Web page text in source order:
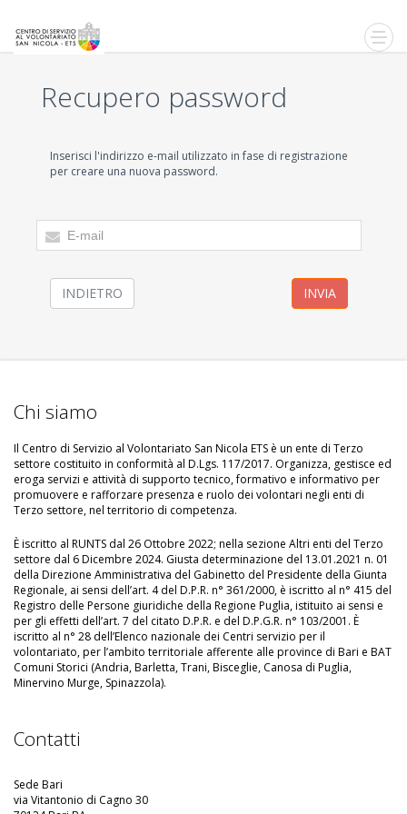
Recupero password
Inserisci l'indirizzo e-mail utilizzato in fase di registrazione
per creare una nuova password.
INDIETRO
Chi siamo
Il Centro di Servizio al Volontariato San Nicola ETS è un ente di Terzo
settore costituito in conformità al D.Lgs. 117/2017. Organizza, gestisce ed
eroga servizi e attività di supporto tecnico, formativo e informativo per
promuovere e rafforzare presenza e ruolo dei volontari negli enti di
Terzo settore, nel territorio di competenza.
È iscritto al RUNTS dal 26 Ottobre 2022; nella sezione Altri enti del Terzo
settore dal 6 Dicembre 2024. Giusta determinazione del 13.01.2021 n. 01
della Direzione Amministrativa del Gabinetto del Presidente della Giunta
Regionale, ai sensi dell’art. 4 del D.P.R. n° 361/2000, è iscritto al n° 415 del
Registro delle Persone giuridiche della Regione Puglia, istituito ai sensi e
per gli effetti dell’art. 7 del citato D.P.R. e del D.P.G.R. n° 103/2001. È
iscritto al n° 28 dell’Elenco nazionale dei Centri servizio per il
volontariato, per l’ambito territoriale afferente alle province di Bari e BAT
Comuni Storici (Andria, Barletta, Trani, Bisceglie, Canosa di Puglia,
Minervino Murge, Spinazzola).
Contatti
Sede Bari
via Vitantonio di Cagno 30